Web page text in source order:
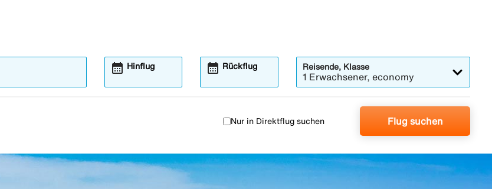
Hinflug
calendar_month Rückflug
calendar_month Reisende, Klasse
1 Erwachsener, economy
Nur in Direktflug suchen Flug suchen